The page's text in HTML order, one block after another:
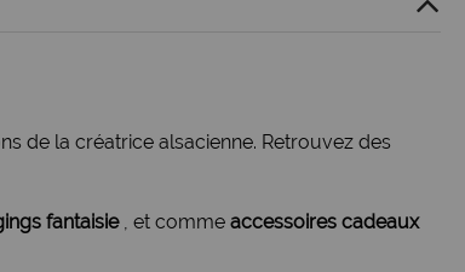
de la créatrice alsacienne. Retrouvez des
fantaisie, et comme accessoires cadeaux